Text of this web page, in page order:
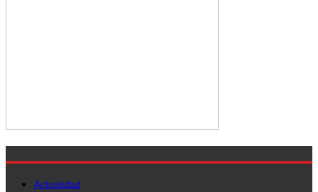
Actualidad